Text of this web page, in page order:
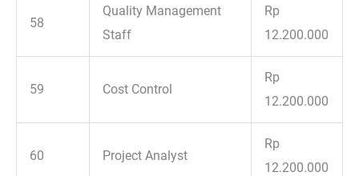
58
Quality Management
Staff
Rp
12.200.000
59 Cost Control
Rp
12.200.000
60 Project Analyst
Rp
12.200.000